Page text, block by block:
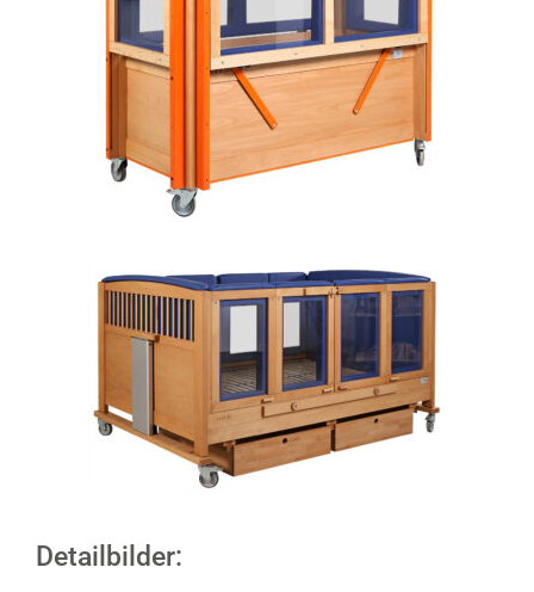
Detailbilder: